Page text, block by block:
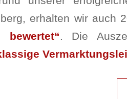
erhalten wir auch
bewertet“ . Die